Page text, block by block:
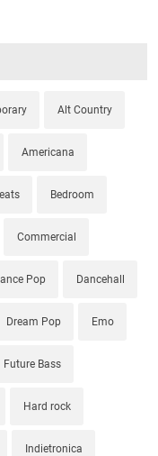
Alt Country
Americana
Bedroom
Commercial
Pop Dancehall
Dream Pop Emo
Future Bass
Hard rock
Indietronica